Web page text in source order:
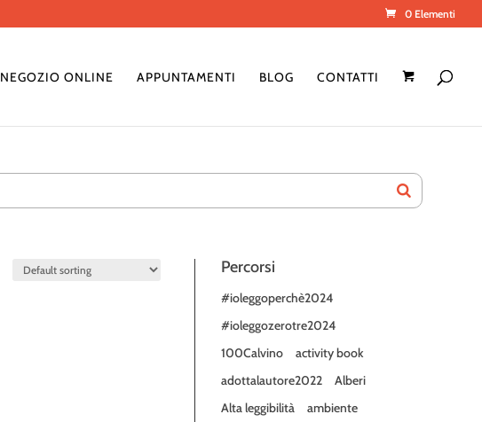
0 Elementi
NEGOZIO ONLINE APPUNTAMENTI BLOG CONTATTI
Percorsi
#ioleggoperchè2024
#ioleggozerotre2024
100Calvino
activity book
adottalautore2022
Alberi
Alta leggibilità
ambiente